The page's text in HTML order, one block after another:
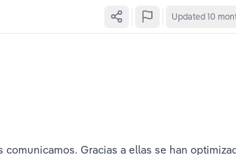
Updated 10
Gracias a ellas se han